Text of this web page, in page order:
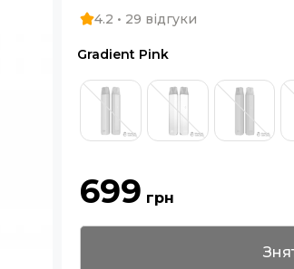
4.2 • 29 відгуки
Gradient Pink
699 грн